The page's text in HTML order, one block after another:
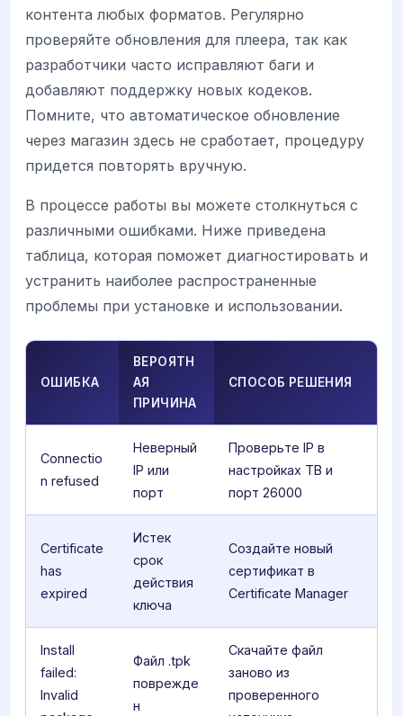
контента любых форматов. Регулярно
проверяйте обновления для плеера, так как
разработчики часто исправляют баги и
добавляют поддержку новых кодеков.
Помните, что автоматическое обновление
через магазин здесь не сработает, процедуру
придется повторять вручную.
В процессе работы вы можете столкнуться с
различными ошибками. Ниже приведена
таблица, которая поможет диагностировать и
устранить наиболее распространенные
проблемы при установке и использовании.
ОШИБКА
ВЕРОЯТН
АЯ
ПРИЧИНА
СПОСОБ РЕШЕНИЯ
Connectio
n refused
Неверный
IP или
порт
Проверьте IP в
настройках ТВ и
порт 26000
Certificate
has
expired
Истек
срок
действия
ключа
Создайте новый
сертификат в
Certificate Manager
Install
failed:
Invalid
Файл .tpk
поврежде
н
Скачайте файл
заново из
проверенного